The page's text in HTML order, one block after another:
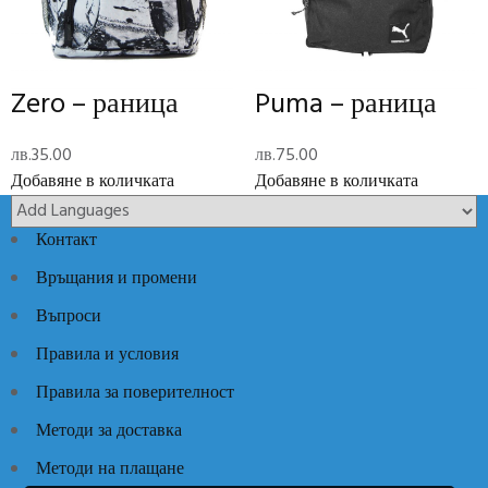
Brand
Reviews
There are no reviews yet.
Add Review
Код: 395552Категории:Раници
Zero – раница
лв.35.00
Добавяне в количката
Puma – раница
лв.75.00
Добавяне в количката
Контакт
Връщания и промени
Въпроси
Правила и условия
Правила за поверителност
Методи за доставка
Методи на плащане